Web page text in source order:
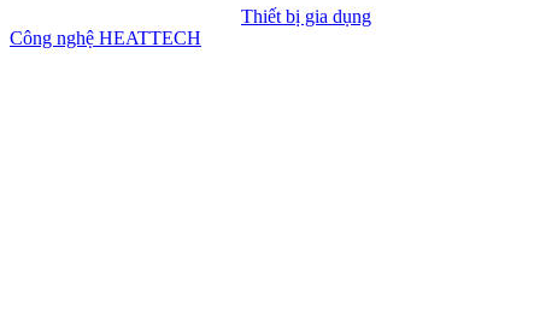
Thiết bị gia dụng
Công nghệ HEATTECH